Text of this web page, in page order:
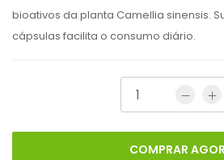
bioativos da planta Camellia sinensis.
cápsulas facilita o consumo diário.
COMPRAR